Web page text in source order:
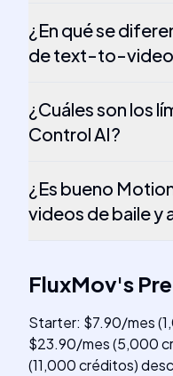
¿En qué se
de text-to-
¿Cuáles son los
Control AI?
¿Es bueno
videos de baile y
FluxMov's
Starter: $7.90/mes
$23.90/mes (5,000
(11,000 créditos)